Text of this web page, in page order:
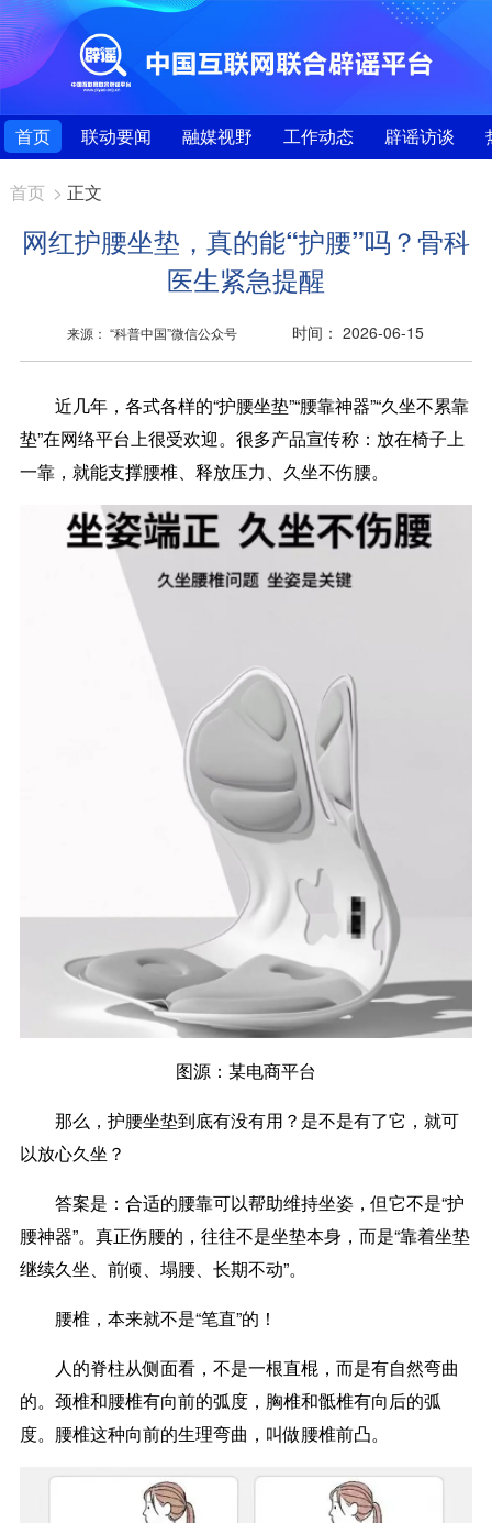
首页 联动要闻 融媒视野 工作动态 辟谣访谈
首页 > 正文
网红护腰坐垫，真的能“护腰”吗？骨科
医生紧急提醒
来源： “科普中国”微信公众号 时间： 2026-06-15
近几年，各式各样的“护腰坐垫”“腰靠神器”“久坐不累靠
垫”在网络平台上很受欢迎。很多产品宣传称：放在椅子上
一靠，就能支撑腰椎、释放压力、久坐不伤腰。
图源：某电商平台
那么，护腰坐垫到底有没有用？是不是有了它，就可
以放心久坐？
答案是：合适的腰靠可以帮助维持坐姿，但它不是“护
腰神器”。真正伤腰的，往往不是坐垫本身，而是“靠着坐垫
继续久坐、前倾、塌腰、长期不动”。
腰椎，本来就不是“笔直”的！
人的脊柱从侧面看，不是一根直棍，而是有自然弯曲
的。颈椎和腰椎有向前的弧度，胸椎和骶椎有向后的弧
度。腰椎这种向前的生理弯曲，叫做腰椎前凸。